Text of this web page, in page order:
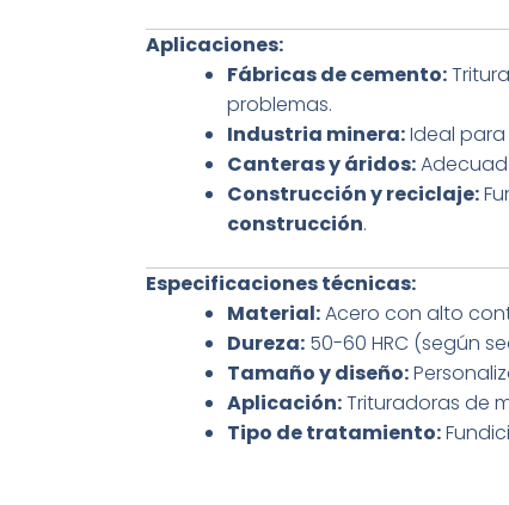
Aplicaciones:
Fábricas de cemento:
problemas.
Industria minera:Ideal
Canteras y áridos:
Construcción y reciclaje:
construcción.
Especificaciones técnicas:
Material:Acero con alto
Dureza: 50-60 HRC (según
Tamaño y diseño:
Aplicación:Trituradoras de
Tipo de tratamiento: